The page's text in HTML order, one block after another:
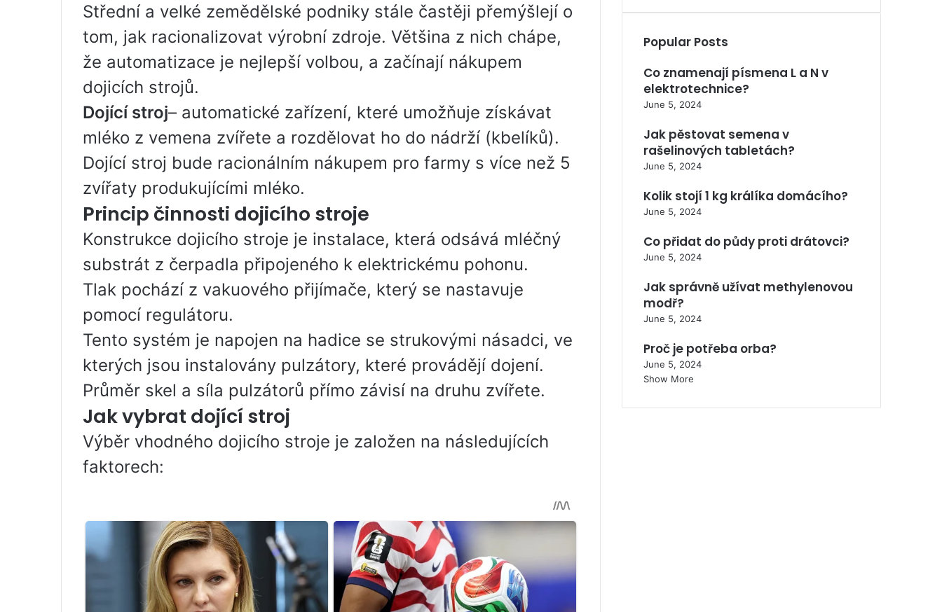
Střední a velké zemědělské podniky stále častěji přemýšlejí o
tom, jak racionalizovat výrobní zdroje. Většina z nich chápe,
že automatizace je nejlepší volbou, a začínají nákupem
dojicích strojů.
Dojící stroj– automatické zařízení, které umožňuje získávat
mléko z vemena zvířete a rozdělovat ho do nádrží (kbelíků).
Dojící stroj bude racionálním nákupem pro farmy s více než 5
zvířaty produkujícími mléko.
Princip činnosti dojicího stroje
Konstrukce dojicího stroje je instalace, která odsává mléčný
substrát z čerpadla připojeného k elektrickému pohonu.
Tlak pochází z vakuového přijímače, který se nastavuje
pomocí regulátoru.
Tento systém je napojen na hadice se strukovými násadci, ve
kterých jsou instalovány pulzátory, které provádějí dojení.
Průměr skel a síla pulzátorů přímo závisí na druhu zvířete.
Jak vybrat dojící stroj
Výběr vhodného dojicího stroje je založen na následujících
faktorech:
Popular Posts
Co znamenají písmena L a N v
elektrotechnice?
June 5, 2024
Jak pěstovat semena v
rašelinových tabletách?
June 5, 2024
Kolik stojí 1 kg králíka domácího?
June 5, 2024
Co přidat do půdy proti drátovci?
June 5, 2024
Jak správně užívat methylenovou
modř?
June 5, 2024
Proč je potřeba orba?
June 5, 2024
Show More